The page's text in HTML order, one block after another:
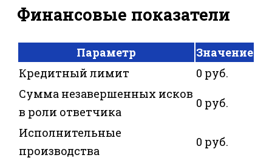
Финансовые показатели
Параметр
Значение
Кредитный лимит
0 руб.
Сумма незавершенных исков
в роли ответчика
0 руб.
Исполнительные
производства
0 руб.